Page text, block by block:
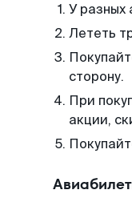
У разных
Лететь
сторону.
При
акции,